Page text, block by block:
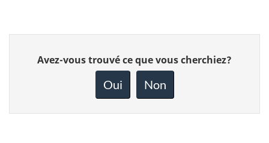
Donnez
votre
page
Avez-vous trouvé ce que vous cherchiez?
Oui Non